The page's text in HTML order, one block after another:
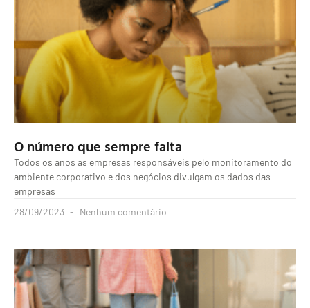
O número que sempre falta
Todos os anos as empresas responsáveis pelo monitoramento do
ambiente corporativo e dos negócios divulgam os dados das
empresas
28/09/2023
Nenhum comentário